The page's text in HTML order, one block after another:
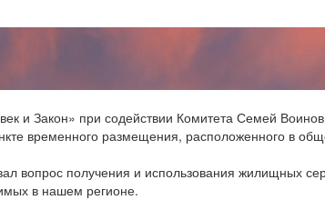
и Закон» при содействии Комитета Семей
временного размещения, расположенного в
вопрос получения и использования жилищных
в нашем регионе.